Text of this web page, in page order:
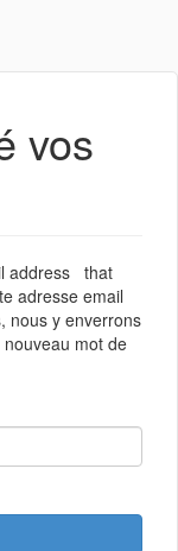
vos
address that
adresse email
nous y enverrons
mot de